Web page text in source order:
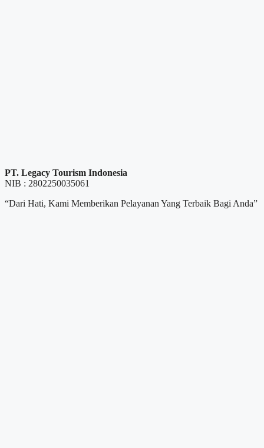
PT. Legacy Tourism Indonesia
NIB : 2802250035061
“Dari Hati, Kami Memberikan Pelayanan Yang Terbaik Bagi Anda”